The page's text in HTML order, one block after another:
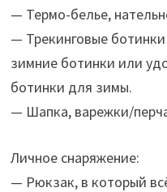
— Термо-белье,
— Трекинговые
зимние ботинки или
ботинки для зимы.
— Шапка, варежки/
Личное снаряжение:
— Рюкзак, в который